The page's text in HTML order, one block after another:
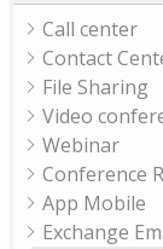
Call center
Contact
File Sharing
Video
Webinar
Conference
App Mobile
Exchange